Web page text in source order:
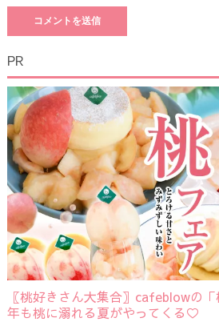
PR
〖桃好きさん大集合〗cafeblowの
年も桃に溺れる夏がやってくる♡